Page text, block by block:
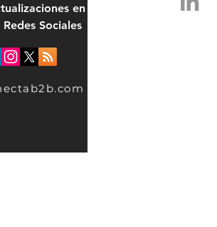
en
Redes Sociales